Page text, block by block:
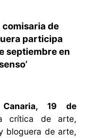
de
participa
septiembre en
19 de
crítica de arte,
bloguera de arte,